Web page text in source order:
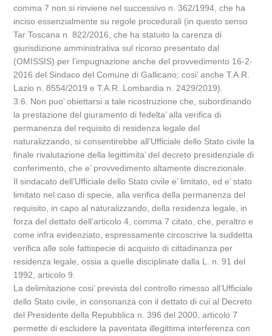
comma 7 non si rinviene nel successivo n. 362/1994, che ha
inciso essenzialmente su regole procedurali (in questo senso
Tar Toscana n. 822/2016, che ha statuito la carenza di
giurisdizione amministrativa sul ricorso presentato dal
(OMISSIS) per l’impugnazione anche del provvedimento 16-2-
2016 del Sindaco del Comune di Gallicano; cosi’ anche T.A.R.
Lazio n. 8554/2019 e T.A.R. Lombardia n. 2429/2019).
3.6. Non puo’ obiettarsi a tale ricostruzione che, subordinando
la prestazione del giuramento di fedelta’ alla verifica di
permanenza del requisito di residenza legale del
naturalizzando, si consentirebbe all’Ufficiale dello Stato civile la
finale rivalutazione della legittimita’ del decreto presidenziale di
conferimento, che e’ provvedimento altamente discrezionale.
Il sindacato dell’Ufficiale dello Stato civile e’ limitato, ed e’ stato
limitato nel caso di specie, alla verifica della permanenza del
requisito, in capo al naturalizzando, della residenza legale, in
forza del dettato dell’articolo 4, comma 7 citato, che, peraltro e
come infra evidenziato, espressamente circoscrive la suddetta
verifica alle sole fattispecie di acquisto di cittadinanza per
residenza legale, ossia a quelle disciplinate dalla L. n. 91 del
1992, articolo 9.
La delimitazione cosi’ prevista del controllo rimesso all’Ufficiale
dello Stato civile, in consonanza con il dettato di cui al Decreto
del Presidente della Repubblica n. 396 del 2000, articolo 7
permette di escludere la paventata illegittima interferenza con